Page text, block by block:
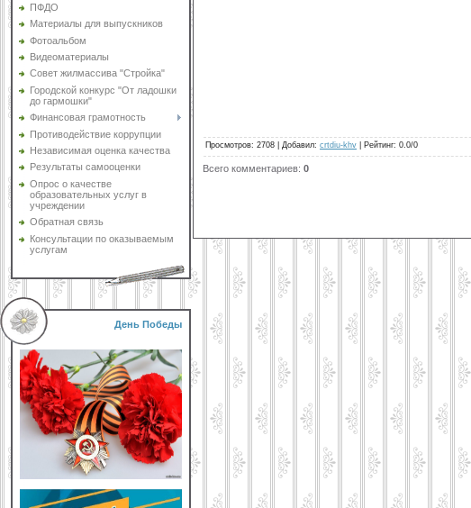
ПФДО
Материалы для выпускников
Фотоальбом
Видеоматериалы
Совет жилмассива "Стройка"
Городской конкурс "От ладошки
до гармошки"
Финансовая грамотность
Противодействие коррупции
Независимая оценка качества
Результаты самооценки
Опрос о качестве
образовательных услуг в
учреждении
Обратная связь
Консультации по оказываемым
услугам
День Победы
Просмотров: 2708 Добавил: crtdiu-khv Рейтинг: 0.0/0
Всего комментариев: 0